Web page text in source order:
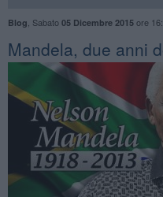
Blog Sabato 05 Dicembre 2015ore
Mandela, due anni